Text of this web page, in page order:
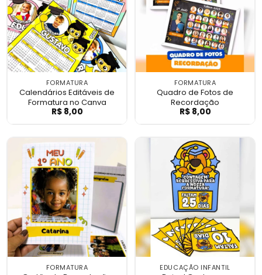
FORMATURA
Calendários Editáveis de
Formatura no Canva
Calendários Editáveis de Formatura no
R$8,00
FORMATURA
Quadro de Fotos de
Recordação
Quadro de
R$8,00
FORMATURA EDUCAÇÃO INFANTIL